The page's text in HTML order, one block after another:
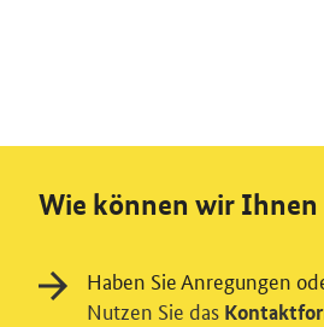
Wie können wir
Haben Sie Anregungen
Nutzen Sie das